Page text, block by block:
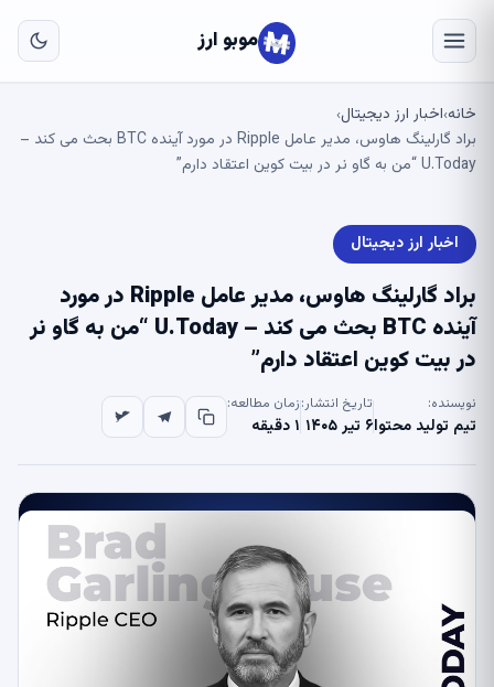
موبو ارز
خانه›اخبار ارز دیجیتال›
براد گارلینگ هاوس، مدیر عامل Ripple در مورد آینده BTC بحث می کند –
U.Today “من به گاو نر در بیت کوین اعتقاد دارم”
اخبار ارز دیجیتال
براد گارلینگ هاوس، مدیر عامل Ripple در مورد
آینده BTC بحث می کند – U.Today “من به گاو نر
در بیت کوین اعتقاد دارم”
نویسنده:
تیم تولید محتوا
تاریخ انتشار:
۶ تیر ۱۴۰۵
زمان مطالعه:
۱ دقیقه